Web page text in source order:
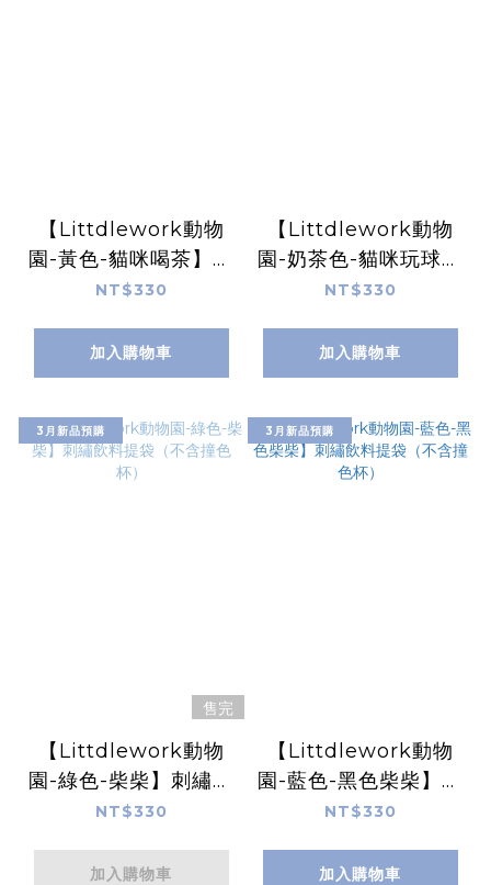
【Littdlework動物
園-黃色-貓咪喝茶】刺
繡飲料提袋（不含撞色
NT$330
加入購物車
【Littdlework動物
園-奶茶色-貓咪玩球】
刺繡飲料提袋（不含撞
NT$330
加入購物車
3月新品預購
售完
【Littdlework動物
園-綠色-柴柴】刺繡飲
料提袋（不含撞色杯）
NT$330
加入購物車
3月新品預購
【Littdlework動物
園-藍色-黑色柴柴】刺
繡飲料提袋（不含撞色
NT$330
加入購物車